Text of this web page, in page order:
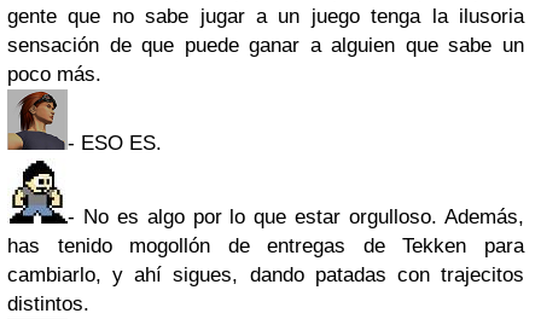
gente que no sabe jugar a un juego tenga la ilusoria
sensación de que puede ganar a alguien que sabe un
poco más.
- ESO ES.
- No es algo por lo que estar orgulloso. Además,
has tenido mogollón de entregas de Tekken para
cambiarlo, y ahí sigues, dando patadas con trajecitos
distintos.